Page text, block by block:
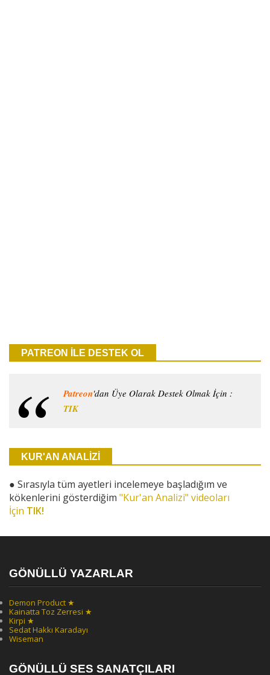
PATREON İLE DESTEK OL
Patreon'dan Üye Olarak Destek Olmak İçin :
TIK
KUR'AN ANALİZİ
● Sırasıyla tüm ayetleri incelemeye başladığım ve
kökenlerini gösterdiğim "Kur'an Analizi" videoları
İçin TIK!
GÖNÜLLÜ YAZARLAR
Demon Product ★
Kainatta Toz Zerresi ★
Kirpi ★
Sedat Hakkı Karadayı
Wiseman
GÖNÜLLÜ SES SANATÇILARI